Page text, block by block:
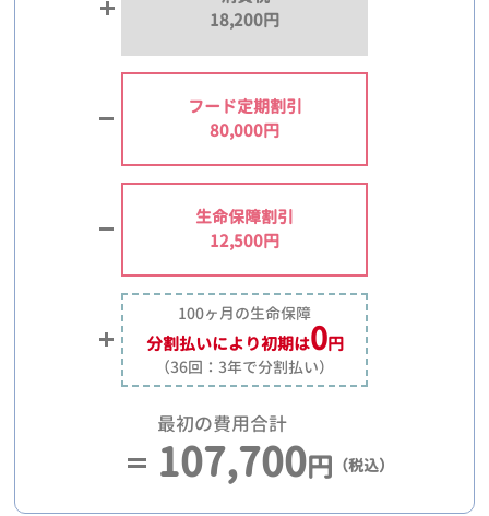
18,200円
フード定期割引
80,000円
生命保障割引
12,500円
100ヶ月の生命保障
分割払いにより初期は0円
（36回：3年で分割払い）
最初の費用合計
107,700円 （税込）